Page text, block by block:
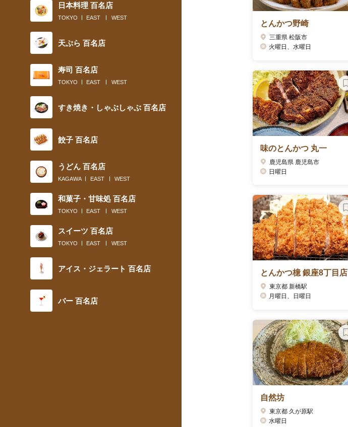
日本料理 百名店
TOKYO EAST WEST
天ぷら 百名店
寿司 百名店
TOKYO EAST WEST
すき焼き・しゃぶしゃぶ 百名店
餃子 百名店
うどん 百名店
KAGAWA EAST WEST
和菓子・甘味処 百名店
TOKYO EAST WEST
スイーツ 百名店
TOKYO EAST WEST
アイス・ジェラート 百名店
バー 百名店
とんかつ野崎
三重県 松阪市
火曜日、水曜日
味のとんかつ 丸一
鹿児島県 鹿児島市
日曜日
とんかつ檍 銀座8丁目店
東京都 新橋駅
月曜日、日曜日
自然坊
東京都 久が原駅
水曜日